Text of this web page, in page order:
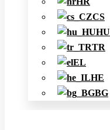
CS
HU
TR
EL
HE
BG